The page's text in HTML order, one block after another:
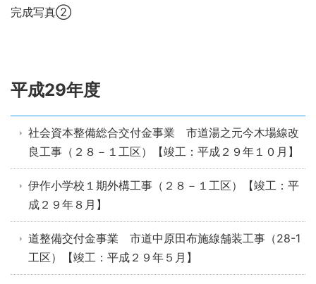
完成写真②
平成29年度
社会資本整備総合交付金事業 市道湯之元今木場線改
良工事（２８－１工区）【竣工：平成２９年１０月】
伊作小学校１期外構工事（２８－１工区）【竣工：平
成２９年８月】
道整備交付金事業 市道中原田布施線舗装工事（28-1
工区）【竣工：平成２９年５月】